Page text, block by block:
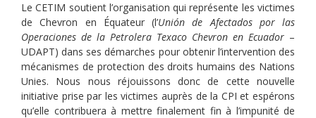
Le CETIM soutient l’organisation qui représente les victimes
de Chevron en Équateur (l’Unión de Afectados por las
Operaciones de la Petrolera Texaco Chevron en Ecuador –
UDAPT) dans ses démarches pour obtenir l’intervention des
mécanismes de protection des droits humains des Nations
Unies. Nous nous réjouissons donc de cette nouvelle
initiative prise par les victimes auprès de la CPI et espérons
qu’elle contribuera à mettre finalement fin à l’impunité de